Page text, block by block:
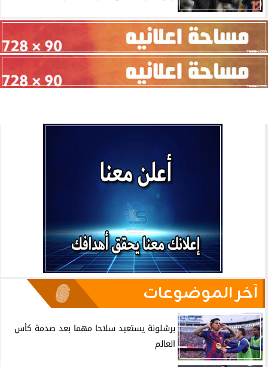
آخر الموضوعات
برشلونة يستعيد سلاحا مهما بعد صدمة كأس
العالم